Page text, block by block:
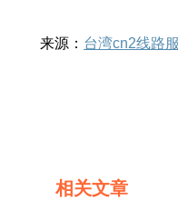
来源： 台湾cn2线路
相关文章